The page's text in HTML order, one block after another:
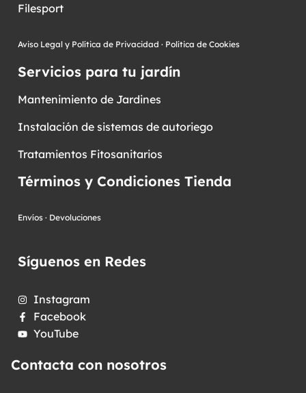
Filesport
Aviso Legal y Política de Privacidad · Política de Cookies
Servicios para tu jardín
Mantenimiento de Jardines
Instalación de sistemas de autoriego
Tratamientos Fitosanitarios
Términos y Condiciones Tienda
Envíos · Devoluciones
Síguenos en Redes
Instagram
Facebook
YouTube
Contacta con nosotros